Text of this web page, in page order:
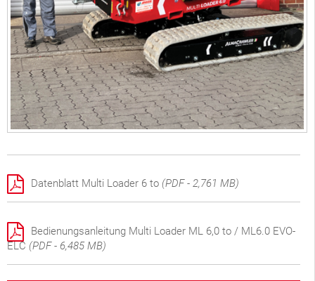
Datenblatt Multi Loader 6 to (PDF - 2,761 MB)
Bedienungsanleitung Multi Loader ML 6,0 to / ML6.0 EVO-
ELC (PDF - 6,485 MB)